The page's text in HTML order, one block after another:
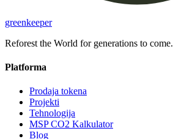
greenkeeper
Reforest the World for generations to come.
Platforma
Prodaja tokena
Projekti
Tehnologija
MSP CO2 Kalkulator
Blog